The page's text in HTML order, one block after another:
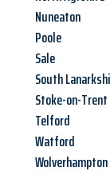
Nuneaton
Poole
Sale
South
Stoke-on-Trent
Telford
Watford
Wolverhampton